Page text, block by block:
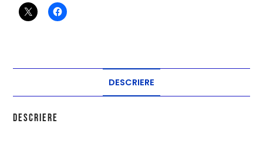
DESCRIERE
Descriere